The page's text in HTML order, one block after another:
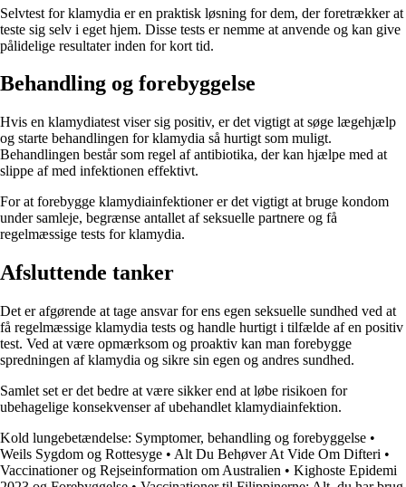
Selvtest for klamydia er en praktisk løsning for dem, der foretrækker at
teste sig selv i eget hjem. Disse tests er nemme at anvende og kan give
pålidelige resultater inden for kort tid.
Behandling og forebyggelse
Hvis en klamydiatest viser sig positiv, er det vigtigt at søge lægehjælp
og starte behandlingen for klamydia så hurtigt som muligt.
Behandlingen består som regel af antibiotika, der kan hjælpe med at
slippe af med infektionen effektivt.
For at forebygge klamydiainfektioner er det vigtigt at bruge kondom
under samleje, begrænse antallet af seksuelle partnere og få
regelmæssige tests for klamydia.
Afsluttende tanker
Det er afgørende at tage ansvar for ens egen seksuelle sundhed ved at
få regelmæssige klamydia tests og handle hurtigt i tilfælde af en positiv
test. Ved at være opmærksom og proaktiv kan man forebygge
spredningen af klamydia og sikre sin egen og andres sundhed.
Samlet set er det bedre at være sikker end at løbe risikoen for
ubehagelige konsekvenser af ubehandlet klamydiainfektion.
Kold lungebetændelse: Symptomer, behandling og forebyggelse •
Weils Sygdom og Rottesyge • Alt Du Behøver At Vide Om Difteri •
Vaccinationer og Rejseinformation om Australien • Kighoste Epidemi